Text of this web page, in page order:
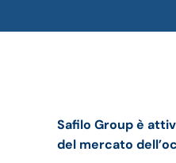
Safilo Group è
del mercato